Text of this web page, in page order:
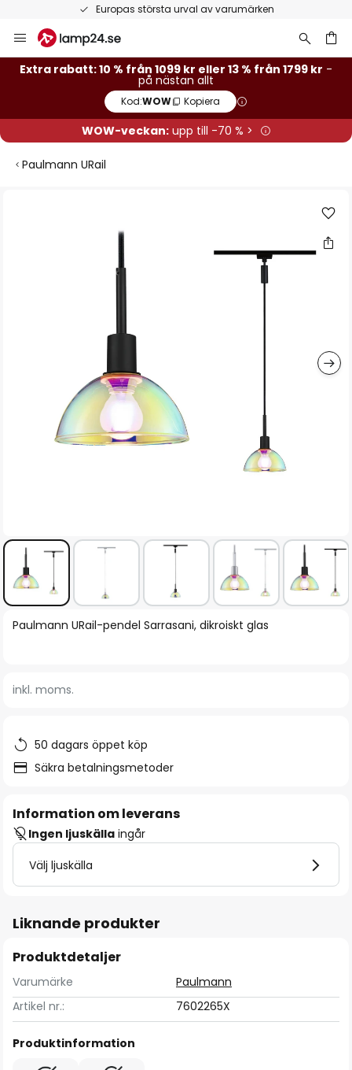
Europas största urval av varumärken
Hoppa
till
innehållet
Extra rabatt: 10 % från 1099 kr eller 13 % från 1799 kr -
på nästan allt
Kod:WOW Kopiera
WOW-veckan:upp till -70 % >
Paulmann URail
Hoppa
bildgalleriet
Paulmann URail-pendel Sarrasani, dikroiskt glas
inkl. moms.
50 dagars öppet köp
Säkra betalningsmetoder
Information om leverans
Ingen ljuskälla ingår
Välj ljuskälla
Liknande produkter
Produktdetaljer
Varumärke
Paulmann
Artikel nr.:
7602265X
Produktinformation